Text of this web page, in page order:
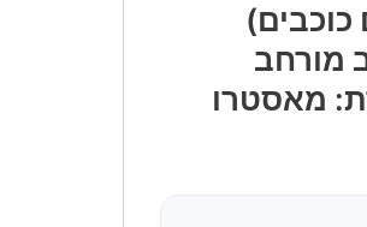
כוכבים)
מורחב
מאסטרו